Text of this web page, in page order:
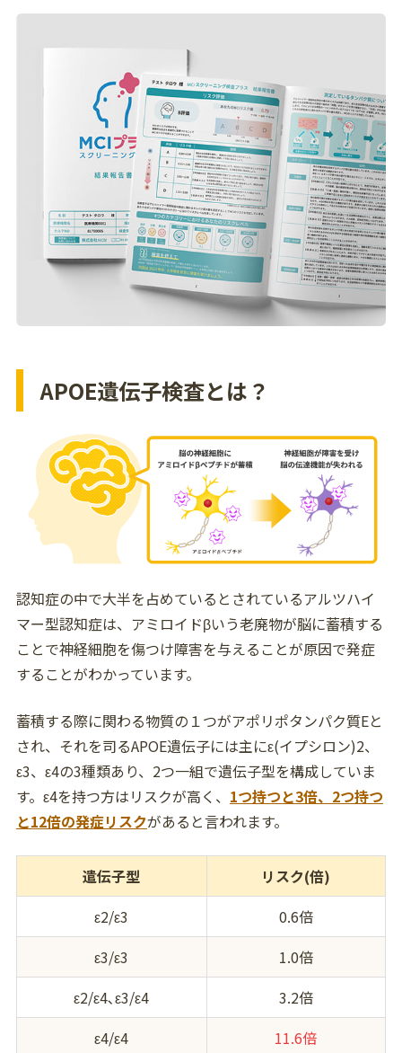
APOE遺伝子検査とは？
認知症の中で大半を占めているとされているアルツハイ
マー型認知症は、アミロイドβいう老廃物が脳に蓄積する
ことで神経細胞を傷つけ障害を与えることが原因で発症
することがわかっています。
蓄積する際に関わる物質の１つがアポリポタンパク質Eと
され、それを司るAPOE遺伝子には主にε(イプシロン)2、
ε3、ε4の3種類あり、2つ一組で遺伝子型を構成していま
す。ε4を持つ方はリスクが高く、 1つ持つと3倍、2つ持つ
と12倍の発症リスクがあると言われます。
遣伝子型
リスク(倍)
ε2/ε3
0.6倍
ε3/ε3
1.0倍
ε2/ε4､ε3/ε4
3.2倍
ε4/ε4
11.6倍